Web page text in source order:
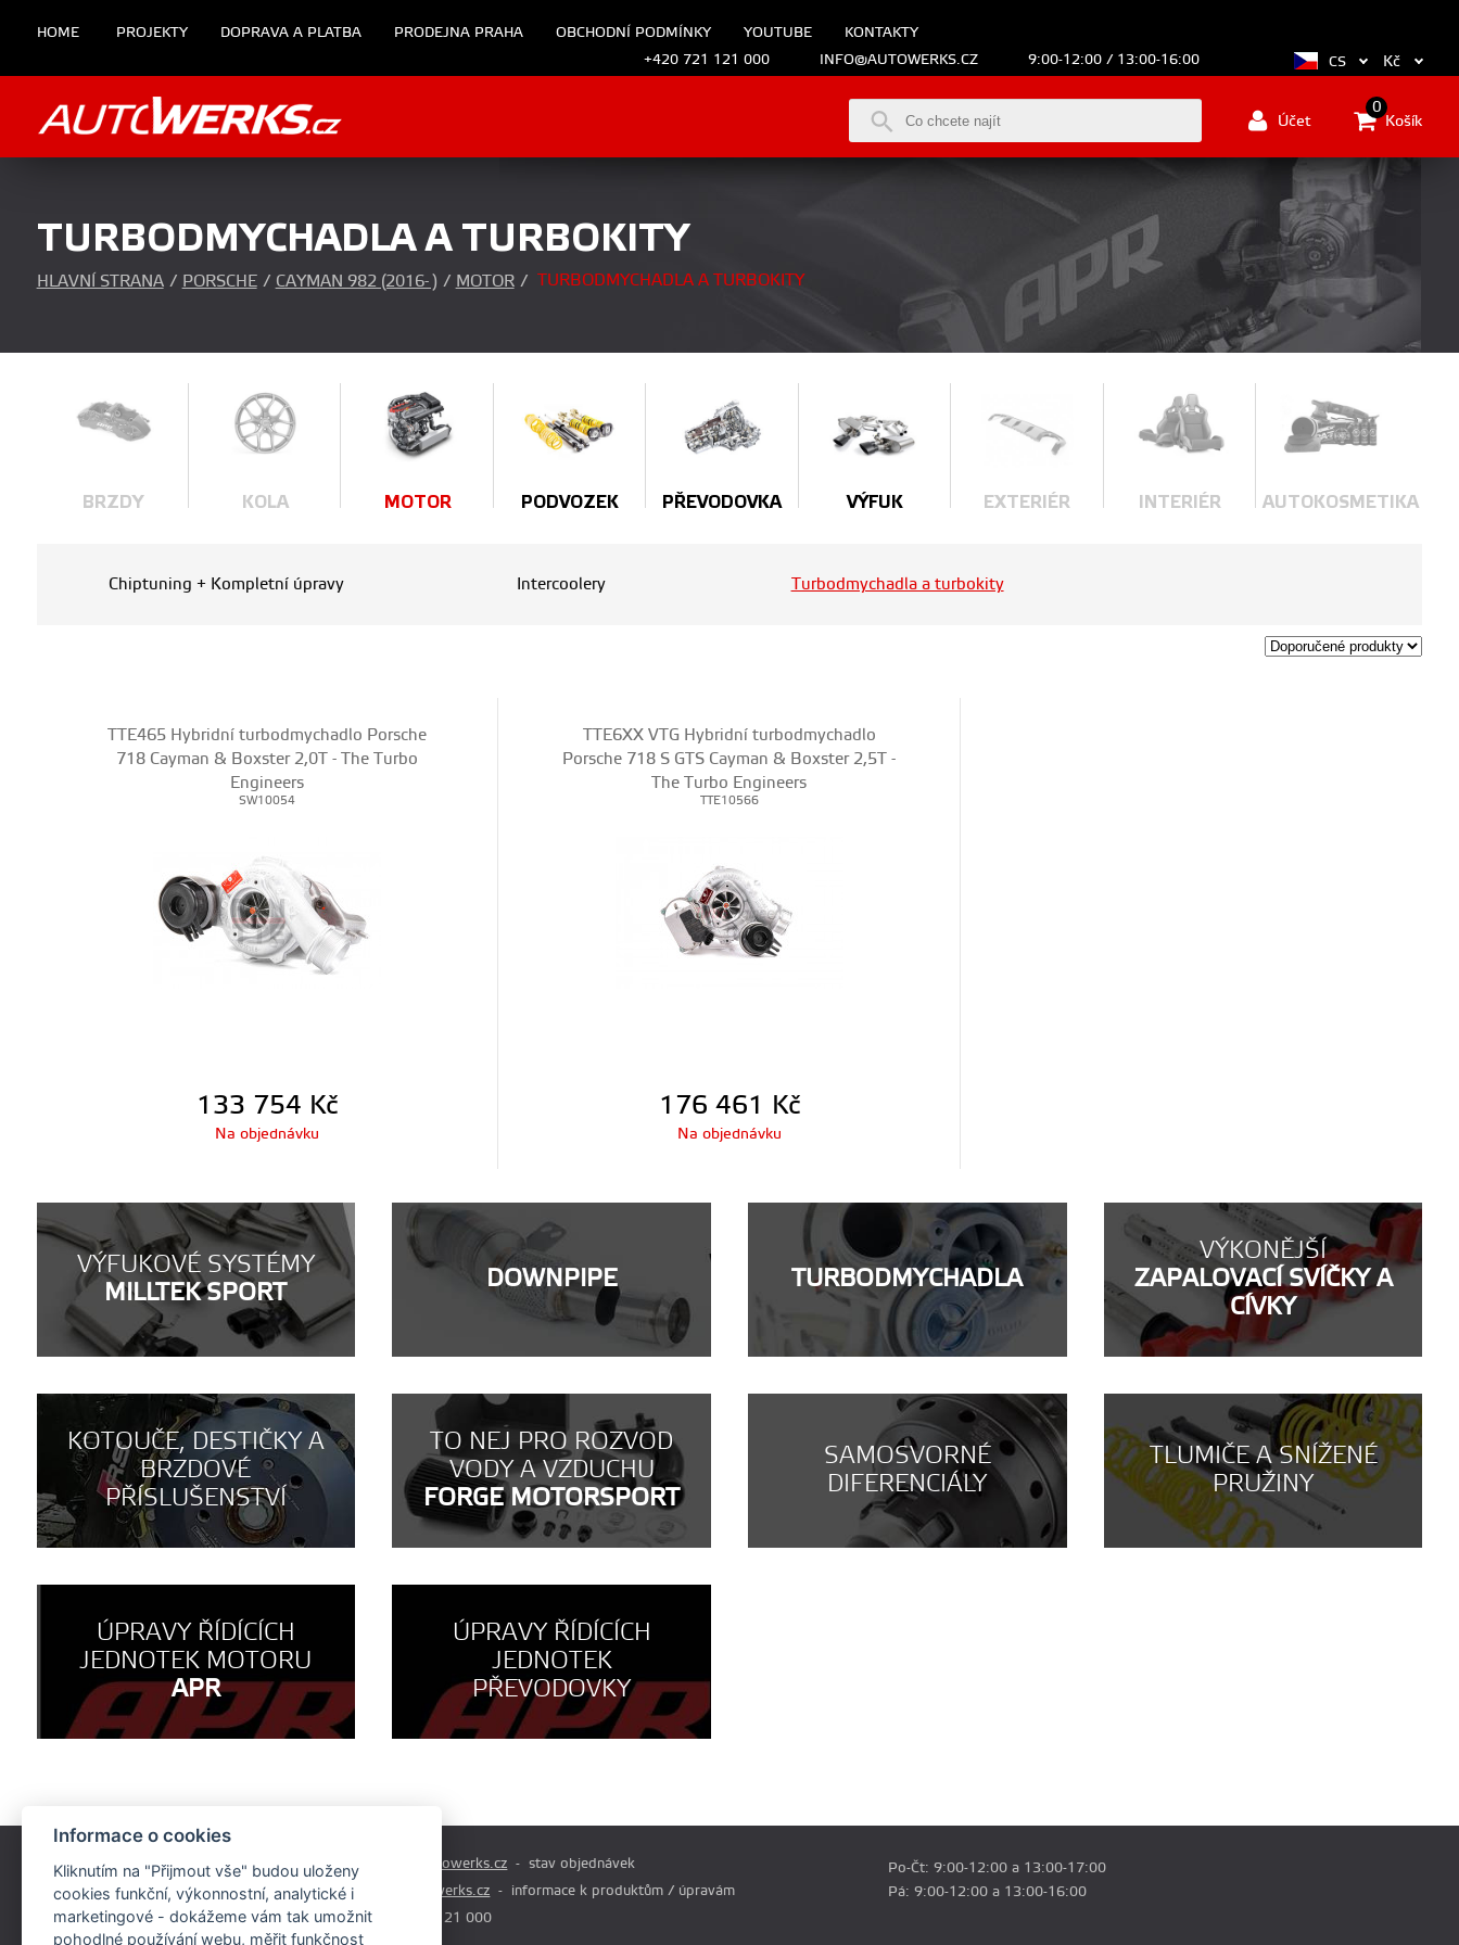
Informace o cookies
Kliknutím na "Přijmout vše" budou uloženy
cookies funkční, výkonnostní, analytické i
marketingové - dokážeme vám tak umožnit
pohodlné používání webu, měřit funkčnost
HOME PROJEKTY DOPRAVA A PLATBA PRODEJNA PRAHA OBCHODNÍ PODMÍNKY YOUTUBE
KONTAKTY
+420 721 121 000
INFO@AUTOWERKS.CZ 9:00-12:00 / 13:00-16:00 CS Kč
Účet Košík
0
TURBODMYCHADLA A TURBOKITY
HLAVNÍ STRANA / PORSCHE / CAYMAN 982 (2016- ) / MOTOR / TURBODMYCHADLA A TURBOKITY
BRZDY KOLA MOTOR PODVOZEK PŘEVODOVKA VÝFUK EXTERIÉR INTERIÉR AUTOKOSMETIKA
Chiptuning + Kompletní úpravy Intercoolery Turbodmychadla a turbokity
TTE465 Hybridní turbodmychadlo Porsche
718 Cayman & Boxster 2,0T - The Turbo
Engineers
SW10054
133 754 Kč
Na objednávku
TTE6XX VTG Hybridní turbodmychadlo
Porsche 718 S GTS Cayman & Boxster 2,5T -
The Turbo Engineers
TTE10566
176 461 Kč
Na objednávku
VÝFUKOVÉ SYSTÉMY
MILLTEK SPORT
DOWNPIPE TURBODMYCHADLA
VÝKONĚJŠÍ
ZAPALOVACÍ SVÍČKY A
CÍVKY
KOTOUČE, DESTIČKY A
BRZDOVÉ
PŘÍSLUŠENSTVÍ
TO NEJ PRO ROZVOD
VODY A VZDUCHU
FORGE MOTORSPORT
SAMOSVORNÉ
DIFERENCIÁLY
TLUMIČE A SNÍŽENÉ
PRUŽINY
ÚPRAVY ŘÍDÍCÍCH
JEDNOTEK MOTORU
APR
ÚPRAVY ŘÍDÍCÍCH
JEDNOTEK
PŘEVODOVKY
Českobrodská 179
Praha - Běchovice
19011
prodej@autowerks.cz
stav objednávek
info@autowerks.cz
informace k produktům / úpravám
+420 721 121 000
Po-Čt: 9:00-12:00 a 13:00-17:00
Pá: 9:00-12:00 a 13:00-16:00